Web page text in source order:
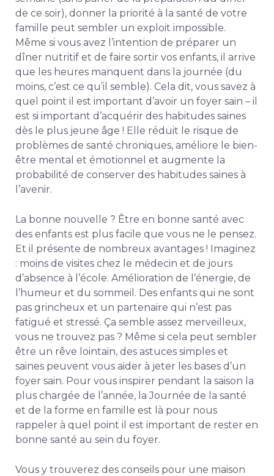
de ce soir), donner la priorité à la santé de votre
famille peut sembler un exploit impossible.
Même si vous avez l’intention de préparer un
dîner nutritif et de faire sortir vos enfants, il arrive
que les heures manquent dans la journée (du
moins, c’est ce qu’il semble). Cela dit, vous savez à
quel point il est important d’avoir un foyer sain – il
est si important d’acquérir des habitudes saines
dès le plus jeune âge ! Elle réduit le risque de
problèmes de santé chroniques, améliore le bien-
être mental et émotionnel et augmente la
probabilité de conserver des habitudes saines à
l’avenir.
La bonne nouvelle ? Être en bonne santé avec
des enfants est plus facile que vous ne le pensez.
Et il présente de nombreux avantages ! Imaginez
: moins de visites chez le médecin et de jours
d’absence à l’école. Amélioration de l’énergie, de
l’humeur et du sommeil. Des enfants qui ne sont
pas grincheux et un partenaire qui n’est pas
fatigué et stressé. Ça semble assez merveilleux,
vous ne trouvez pas ? Même si cela peut sembler
être un rêve lointain, des astuces simples et
saines peuvent vous aider à jeter les bases d’un
foyer sain. Pour vous inspirer pendant la saison la
plus chargée de l’année, la Journée de la santé
et de la forme en famille est là pour nous
rappeler à quel point il est important de rester en
bonne santé au sein du foyer.
Vous y trouverez des conseils pour une maison